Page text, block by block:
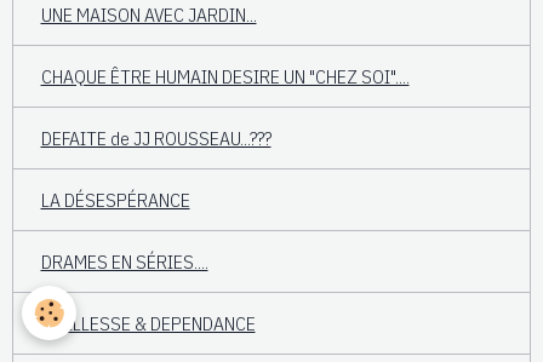
UNE MAISON AVEC JARDIN...
CHAQUE ÊTRE HUMAIN DESIRE UN "CHEZ SOI"....
DEFAITE de JJ ROUSSEAU...???
LA DÉSESPÉRANCE
DRAMES EN SÉRIES....
VIEILLESSE & DEPENDANCE